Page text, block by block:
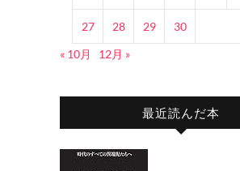
27 28 29
30
« 10月
12月 »
最近読んだ本